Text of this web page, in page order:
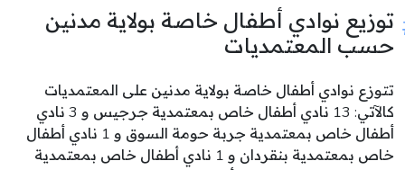
توزيع نوادي أطفال خاصة بولاية مدنين
حسب المعتمديات
تتوزع نوادي أطفال خاصة بولاية مدنين على المعتمديات
كالآتي: 13 نادي أطفال خاص بمعتمدية جرجيس و 3 نادي
أطفال خاص بمعتمدية جربة حومة السوق و 1 نادي أطفال
خاص بمعتمدية بنقردان و 1 نادي أطفال خاص بمعتمدية